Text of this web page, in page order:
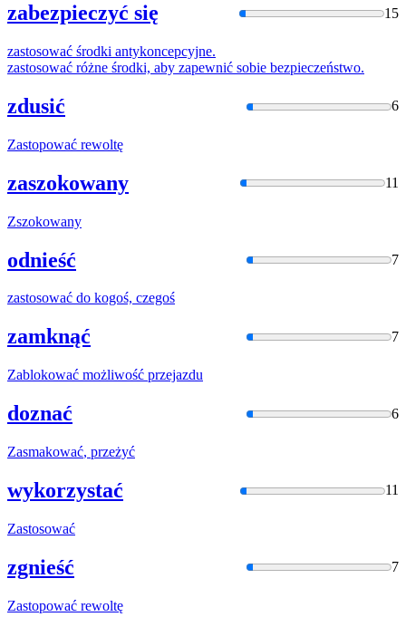
zabezpieczyć się 15
zastosować środki antykoncepcyjne.
zastosować różne środki, aby zapewnić sobie bezpieczeństwo.
zdusić 6
Zastopować rewoltę
zaszokowany 11
Zszokowany
odnieść 7
zastosować do kogoś, czegoś
zamknąć 7
Zablokować możliwość przejazdu
doznać 6
Zasmakować, przeżyć
wykorzystać 11
Zastosować
zgnieść 7
Zastopować rewoltę